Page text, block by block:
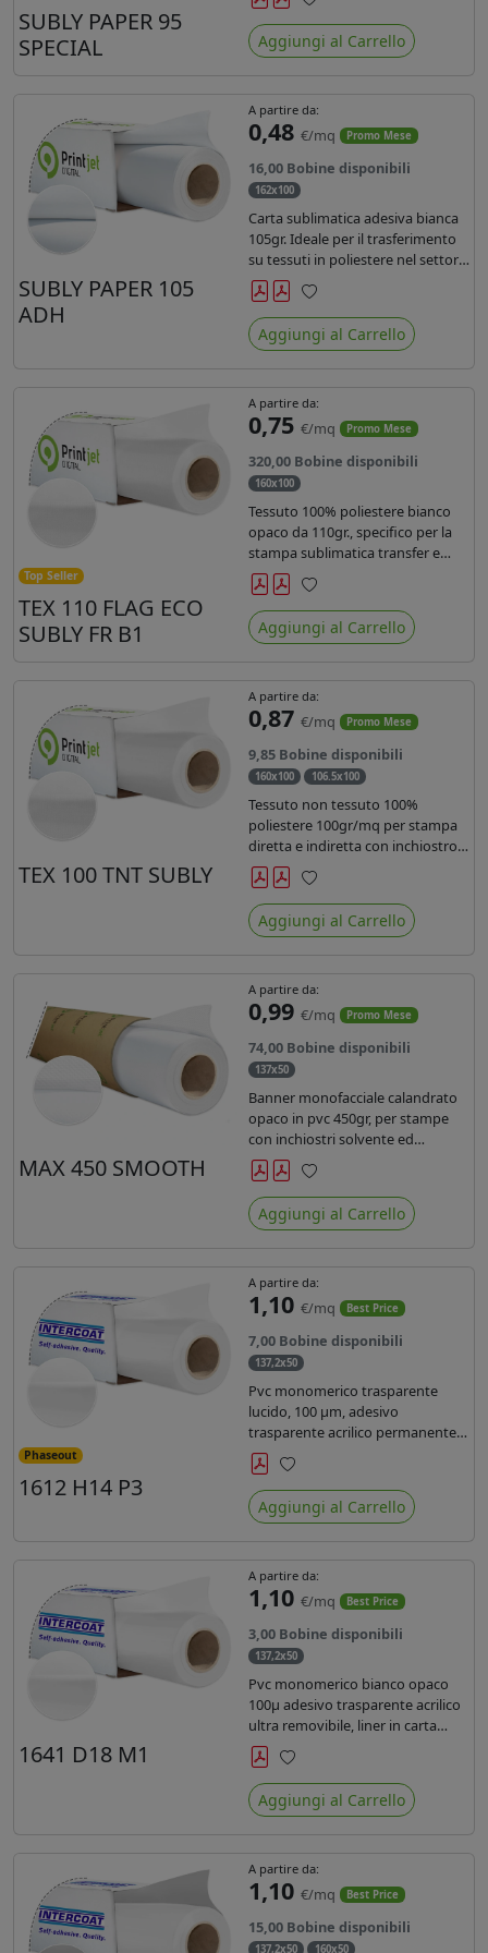
SUBLY PAPER 95
SPECIAL
Preferiti
Aggiungi al Carrello
SUBLY PAPER 105
ADH
A partire da:
0,48 €/mq Promo Mese
16,00 Bobine disponibili
162x100
Carta sublimatica adesiva bianca
105gr. Ideale per il trasferimento
su tessuti in poliestere nel settore
sportwear .
Preferiti
Aggiungi al Carrello
Top Seller
TEX 110 FLAG ECO
SUBLY FR B1
A partire da:
0,75 €/mq Promo Mese
320,00 Bobine disponibili
160x100
Tessuto 100% poliestere bianco
opaco da 110gr., specifico per la
stampa sublimatica transfer e
diretta. Ideale per la realizzazione
di stendardi e bandiere, grazie al
passaggio dell'inchiostro su
entrambi i lati. Dotato di
Preferiti
Aggiungi al Carrello
TEX 100 TNT SUBLY
A partire da:
0,87 €/mq Promo Mese
9,85 Bobine disponibili
160x100 106.5x100
Tessuto non tessuto 100%
poliestere 100gr/mq per stampa
diretta e indiretta con inchiostro
sublimatico, latex e uv.
Preferiti
Aggiungi al Carrello
MAX 450 SMOOTH
A partire da:
0,99 €/mq Promo Mese
74,00 Bobine disponibili
137x50
Banner monofacciale calandrato
opaco in pvc 450gr, per stampe
con inchiostri solvente ed
ecosolvente , uv e latex.
Preferiti
Aggiungi al Carrello
Phaseout
1612 H14 P3
A partire da:
1,10 €/mq Best Price
7,00 Bobine disponibili
137,2x50
Pvc monomerico trasparente
lucido, 100 µm, adesivo
trasparente acrilico permanente
durata 3 anni, liner in carta kraft
monosiliconata da 135 gr, REACH
compliant per stampa con
inchiostri solvente ecosolvente uv
Preferiti
Aggiungi al Carrello
1641 D18 M1
A partire da:
1,10 €/mq Best Price
3,00 Bobine disponibili
137,2x50
Pvc monomerico bianco opaco
100µ adesivo trasparente acrilico
ultra removibile, liner in carta
kraft da 140gr/mq. Durata 3 anni.
Dotato di certificato FR B1 e
conforme alla normativa REACH.
Preferiti
Aggiungi al Carrello
A partire da:
1,10 €/mq Best Price
15,00 Bobine disponibili
137,2x50 160x50